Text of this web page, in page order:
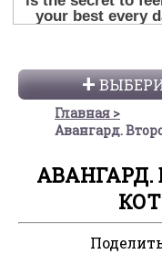
Главная
Авангард.
АВАНГАРД.